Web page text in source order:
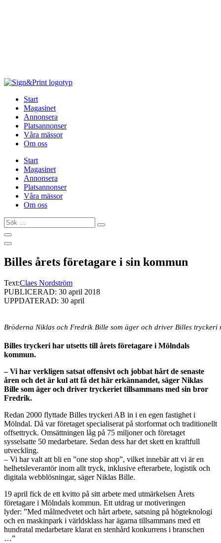
Start
Magasinet
Annonsera
Platsannonser
Våra mässor
Om oss
Start
Magasinet
Annonsera
Platsannonser
Våra mässor
Om oss
Sök
…
Billes årets företagare i sin kommun
Text:Claes Nordström
PUBLICERAD: 30 april 2018
UPPDATERAD: 30 april
Bröderna Niklas och Fredrik Bille som äger och driver Billes tryckeri
Billes tryckeri har utsetts till årets företagare i Mölndals
kommun.
– Vi har verkligen satsat offensivt och jobbat hårt de senaste
åren och det är kul att få det här erkännandet, säger Niklas
Bille som äger och driver tryckeriet tillsammans med sin bror
Fredrik.
Redan 2000 flyttade Billes tryckeri AB in i en egen fastighet i
Mölndal. Då var företaget specialiserat på storformat och traditionellt
offsettryck. Omsättningen låg på 75 miljoner och företaget
sysselsatte 50 medarbetare. Sedan dess har det skett en kraftfull
utveckling.
– Vi har valt att bli en ”one stop shop”, vilket innebär att vi är en
helhetsleverantör inom allt tryck, inklusive efterarbete, logistik och
digitala webblösningar, säger Niklas Bille.
19 april fick de ett kvitto på sitt arbete med utmärkelsen Årets
företagare i Mölndals kommun. Ett utdrag ur motiveringen
lyder: ”Med målmedvetet och hårt arbete, satsning på högteknologi
och en maskinpark i världsklass har ägarna tillsammans med ett
hundratal medarbetare klarat en stenhård konkurrens i branschen
…”